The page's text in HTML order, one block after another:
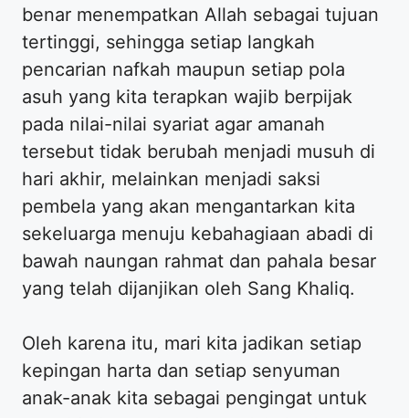
benar menempatkan Allah sebagai tujuan
tertinggi, sehingga setiap langkah
pencarian nafkah maupun setiap pola
asuh yang kita terapkan wajib berpijak
pada nilai-nilai syariat agar amanah
tersebut tidak berubah menjadi musuh di
hari akhir, melainkan menjadi saksi
pembela yang akan mengantarkan kita
sekeluarga menuju kebahagiaan abadi di
bawah naungan rahmat dan pahala besar
yang telah dijanjikan oleh Sang Khaliq.
Oleh karena itu, mari kita jadikan setiap
kepingan harta dan setiap senyuman
anak-anak kita sebagai pengingat untuk